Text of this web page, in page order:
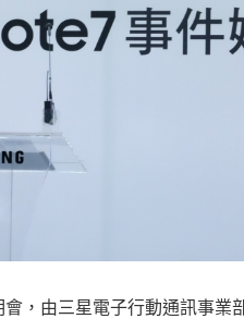
，由三星電子行動通訊事業